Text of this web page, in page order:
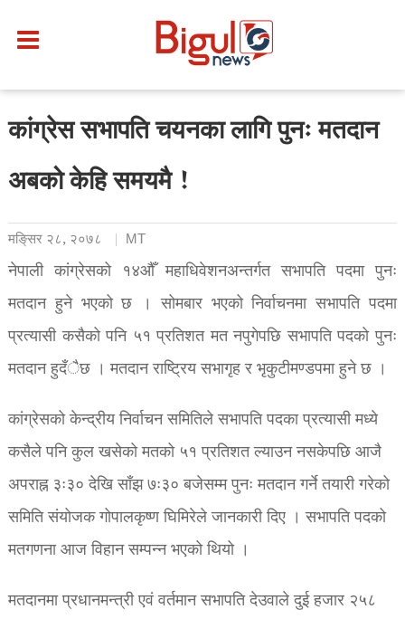
कांग्रेस सभापति चयनका लागि पुनः मतदान
अबको केहि समयमै !
मङि्सर २८, २०७८ MT
नेपाली कांग्रेसको १४औँ महाधिवेशनअन्तर्गत सभापति पदमा पुनः
मतदान हुने भएको छ । सोमबार भएको निर्वाचनमा सभापति पदमा
प्रत्यासी कसैको पनि ५१ प्रतिशत मत नपुगेपछि सभापति पदको पुनः
मतदान हुदँैछ । मतदान राष्ट्रिय सभागृह र भृकुटीमण्डपमा हुने छ ।
कांग्रेसको केन्द्रीय निर्वाचन समितिले सभापति पदका प्रत्यासी मध्ये
कसैले पनि कुल खसेको मतको ५१ प्रतिशत ल्याउन नसकेपछि आजै
अपराह्न ३ः३० देखि साँझ ७ः३० बजेसम्म पुनः मतदान गर्ने तयारी गरेको
समिति संयोजक गोपालकृष्ण घिमिरेले जानकारी दिए । सभापति पदको
मतगणना आज विहान सम्पन्न भएको थियो ।
मतदानमा प्रधानमन्त्री एवं वर्तमान सभापति देउवाले दुई हजार २५८